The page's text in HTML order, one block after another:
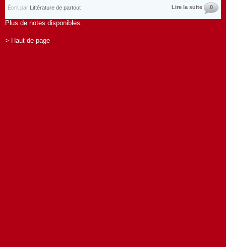
Écrit par Littérature de partout Lire la suite 0
Plus de notes disponibles.
> Haut de page